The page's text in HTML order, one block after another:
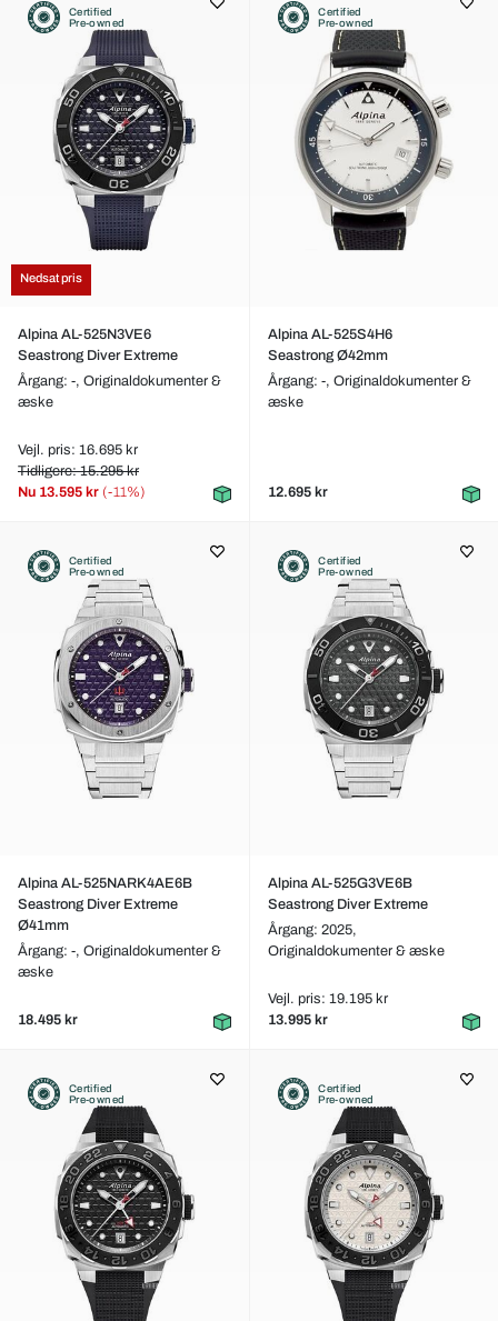
Certified
Pre-owned
Nedsat pris
Alpina AL-525N3VE6
Seastrong Diver Extreme
Årgang: -, Originaldokumenter &
æske
Vejl. pris: 16.695 kr
Tidligere: 15.295 kr
Nu 13.595 kr (-11%)
Certified
Pre-owned
Alpina AL-525S4H6
Seastrong Ø42mm
Årgang: -, Originaldokumenter &
æske
12.695 kr
Certified
Pre-owned
Alpina AL-525NARK4AE6B
Seastrong Diver Extreme
Ø41mm
Årgang: -, Originaldokumenter &
æske
18.495 kr
Certified
Pre-owned
Alpina AL-525G3VE6B
Seastrong Diver Extreme
Årgang: 2025,
Originaldokumenter & æske
Vejl. pris: 19.195 kr
13.995 kr
Certified
Pre-owned
Certified
Pre-owned